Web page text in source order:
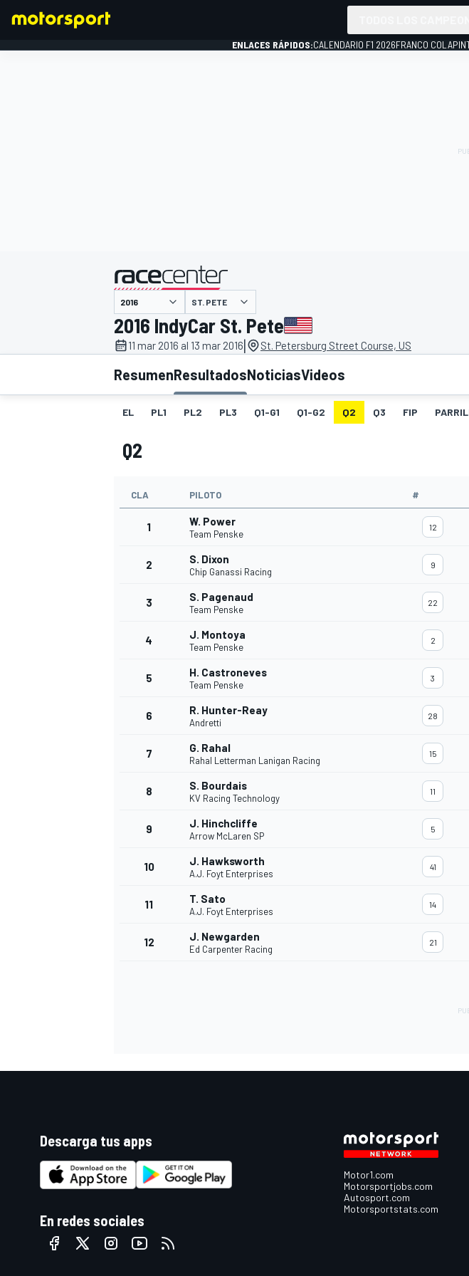
INDYCAR
WRC
ENLACES RÁPIDOS:CALENDARIO F1 2026FRANCO
presentado por
ST. PETE
2016 IndyCar St. Pete
11 mar 2016 al 13 mar 2016| St. Petersburg Street Course, US
ResumenResultadosNoticiasVideos
EL PL1 PL2 PL3 Q1-G1 Q1-G2 Q2 Q3 FIP
Q2
CLA PILOTO #
1 W. Power
Team Penske
12
2 S. Dixon
Chip Ganassi Racing
9
3 S. Pagenaud
Team Penske
22
4 J. Montoya
Team Penske
2
5 H. Castroneves
Team Penske
3
6 R. Hunter-Reay
Andretti
28
7 G. Rahal
Rahal Letterman Lanigan Racing
15
8 S. Bourdais
KV Racing Technology
11
9 J. Hinchcliffe
Arrow McLaren SP
5
10 J. Hawksworth
A.J. Foyt Enterprises
41
11 T. Sato
A.J. Foyt Enterprises
14
12 J. Newgarden
Ed Carpenter Racing
21
Descarga tus apps
En redes sociales
Motor1.com
Motorsportjobs.com
Autosport.com
Motorsportstats.com